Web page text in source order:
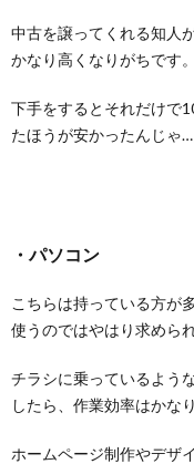
中古を譲ってくれる知人
かなり高くなりがちです。
下手をするとそれだけで
たほうが安かったんじゃ
・パソコン
こちらは持っている方が
使うのではやはり求めら
チラシに乗っているよう
したら、作業効率はかな
ホームページ制作やデザ